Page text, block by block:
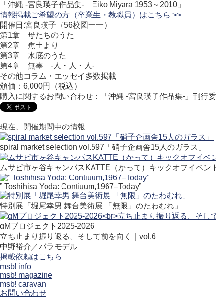
「沖縄 -宮良瑛子作品集- Eiko Miyara 1953～2010」
情報掲載ご希望の方（卒業生・教職員）はこちら >>
開催日:宮良瑛子（56校図一一）
第1章 母たちのうた
第2章 焦土より
第3章 水底のうた
第4章 無辜 -人・人・人-
その他コラム・エッセイ多数掲載
頒価：6,000円（税込）
購入に関するお問い合わせ：「沖縄 -宮良瑛子作品集-」刊行
現在、開催期間中の情報
spiral market selection vol.597「硝子企画舎15人のガラス」
ムサビ市ヶ谷キャンパスKATTE（かって）キックオフイベン
” Toshihisa Yoda: Contiuum,1967–Today”
特別展「堀尾幸男 舞台美術展 「無限」のたわむれ」
αMプロジェクト2025-2026
立ち止まり振り返る、そして前を向く｜vol.6
中野裕介／パラモデル
掲載依頼はこちら
msb! info
msb! magazine
msb! caravan
お問い合わせ